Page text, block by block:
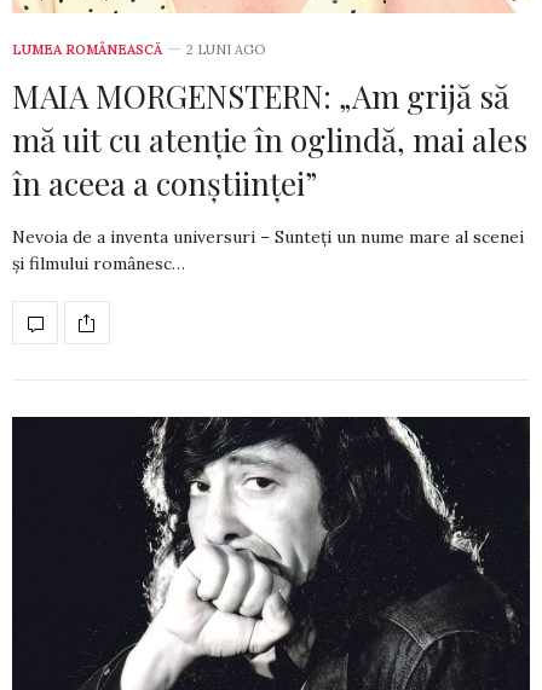
LUMEA ROMÂNEASCĂ 2 LUNI AGO
MAIA MORGENSTERN: „Am grijă să
mă uit cu atenție în oglindă, mai ales
în aceea a conștiinței”
Nevoia de a inventa universuri – Sunteți un nume mare al scenei
și filmului românesc…